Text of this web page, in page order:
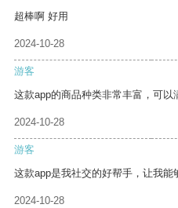
超棒啊 好用
2024-10-28
游客
这款app的商品种类非常丰富，可以
2024-10-28
游客
这款app是我社交的好帮手，让我能
2024-10-28